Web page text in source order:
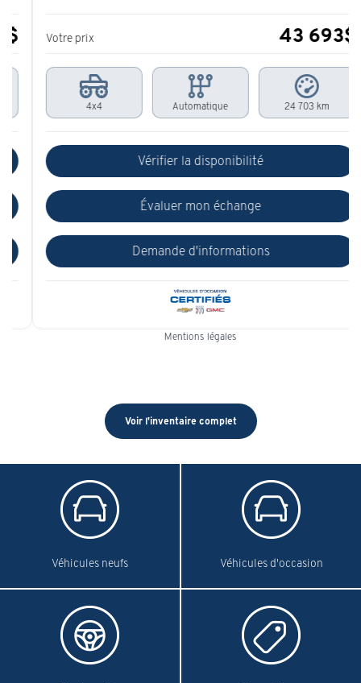
Votre prix 43 693$
Automatique 24 703 km
Vérifier la disponibilité
Évaluer mon échange
Demande d'informations
Mentions légales
Voir l'inventaire complet
Véhicules neufs Véhicules d'occasion